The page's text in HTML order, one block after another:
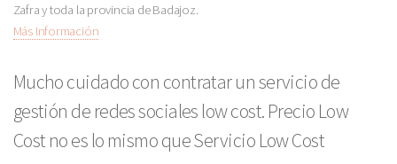
Zafra y toda la provincia de Badajoz.
Más Información
Mucho cuidado con contratar un servicio de
gestión de redes sociales low cost. Precio Low
Cost no es lo mismo que Servicio Low Cost